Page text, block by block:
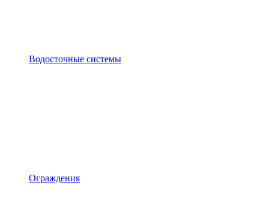
Водосточные системы
Ограждения